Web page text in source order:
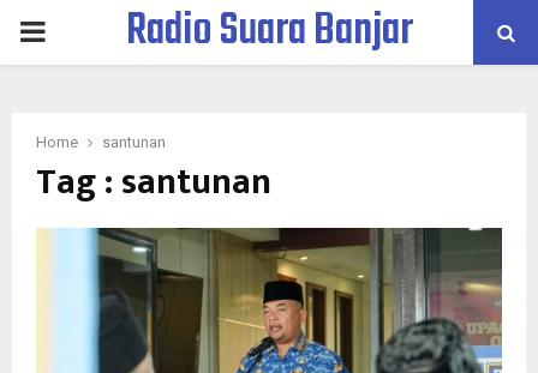
PRIMARYRadio Suara Banjar
Home santunan
Tag : santunan